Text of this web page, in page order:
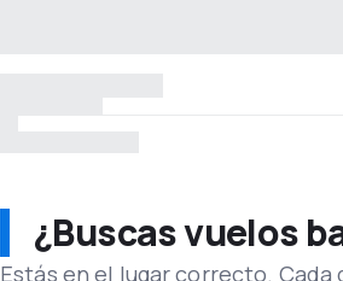
¿Buscas vuelos
Estás en el lugar correcto.